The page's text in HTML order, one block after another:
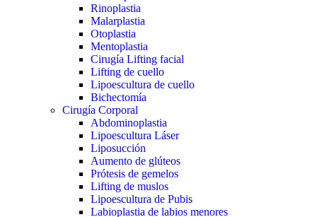
Rinoplastia
Malarplastia
Otoplastia
Mentoplastia
Cirugía Lifting facial
Lifting de cuello
Lipoescultura de cuello
Bichectomía
Cirugía Corporal
Abdominoplastia
Lipoescultura Láser
Liposucción
Aumento de glúteos
Prótesis de gemelos
Lifting de muslos
Lipoescultura de Pubis
Labioplastia de labios menores